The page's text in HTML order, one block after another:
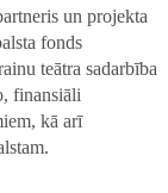
un projekta
fonds
teātra sadarbība
finansiāli
kā arī